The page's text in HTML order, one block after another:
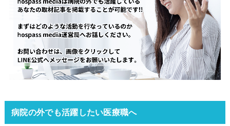
病院の外でも活躍したい医療職へ